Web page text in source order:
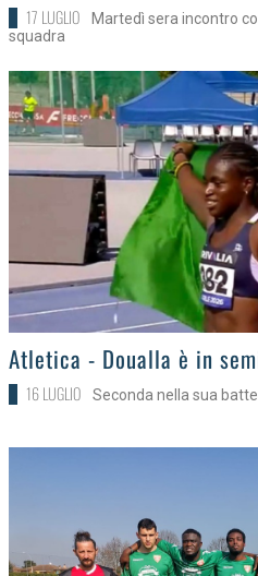
17 LUGLIO
Martedì sera incontro
squadra
>
Atletica - Doualla è in
16 LUGLIO Seconda nella sua